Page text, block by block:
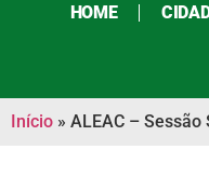
HOME
Início » ALEAC –